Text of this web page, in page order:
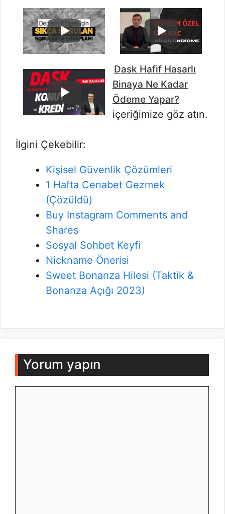
Dask Hafif Hasarlı
Binaya Ne Kadar
Ödeme Yapar?
içeriğimize göz atın.
İlgini Çekebilir:
Kişisel Güvenlik Çözümleri
1 Hafta Cenabet Gezmek
(Çözüldü)
Buy Instagram Comments and
Shares
Sosyal Sohbet Keyfi
Nickname Önerisi
Sweet Bonanza Hilesi (Taktik &
Bonanza Açığı 2023)
Yorum yapın